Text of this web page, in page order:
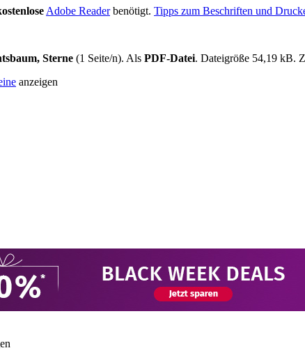
Adobe Readerbenötigt. Tipps zum Beschriften und
Sterne (1 Seite/n). Als PDF-Datei. Dateigröße 54,19 kB.
anzeigen